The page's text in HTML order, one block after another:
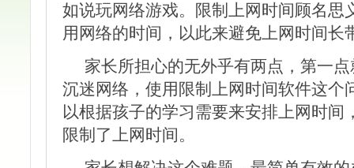
如说玩网络游戏。限制上网时间顾名思
用网络的时间，以此来避免上网时间长
家长所担心的无外乎有两点，第一
沉迷网络，使用限制上网时间软件这个
以根据孩子的学习需要来安排上网时间
限制了上网时间。